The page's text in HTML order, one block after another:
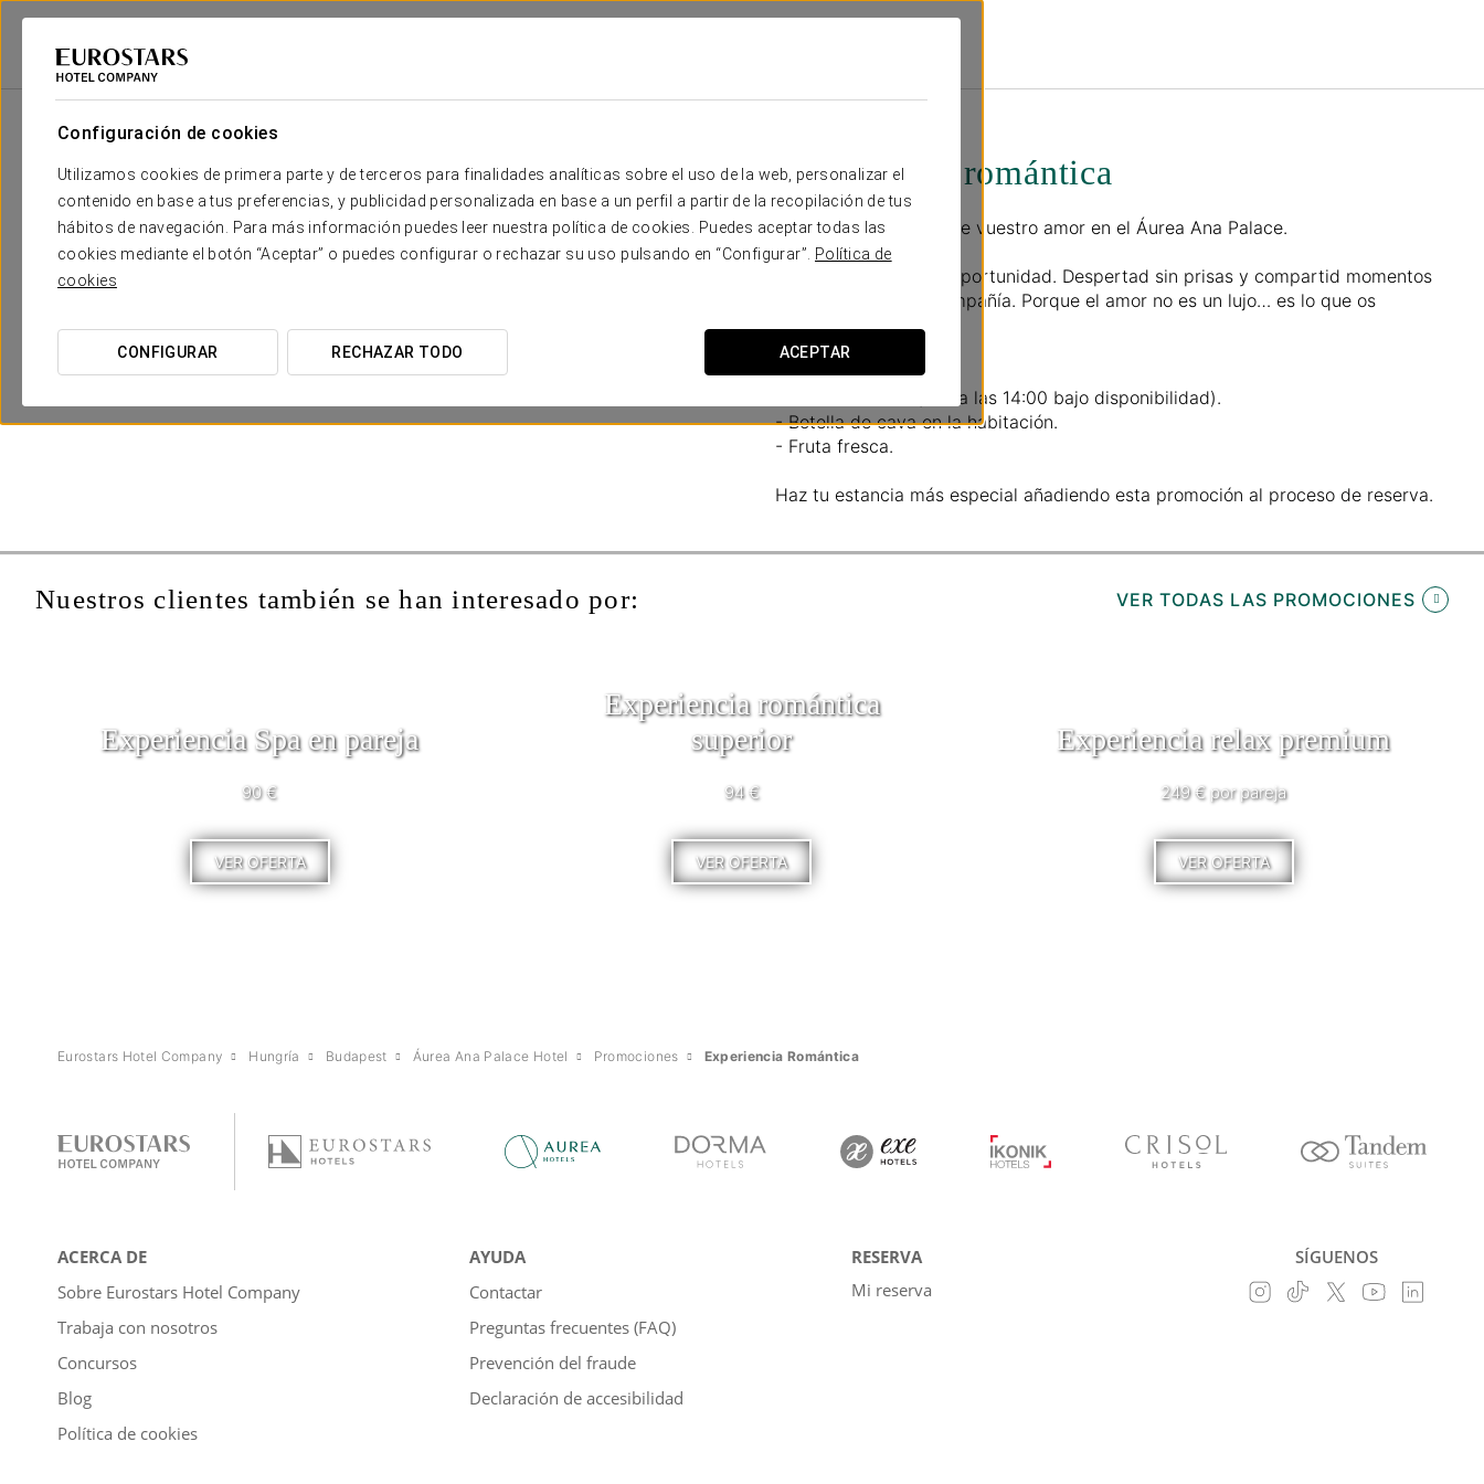
Configuración de cookies
Utilizamos cookies de primera parte y de terceros para finalidades analíticas sobre el uso de la web, personalizar el
contenido en base a tus preferencias, y publicidad personalizada en base a un perfil a partir de la recopilación de tus
hábitos de navegación. Para más información puedes leer nuestra política de cookies. Puedes aceptar todas las
cookies mediante el botón “Aceptar” o puedes configurar o rechazar su uso pulsando en “Configurar”.
Política de
cookies
CONFIGURAR RECHAZAR TODO ACEPTAR
Eurostars Hotel Company
Experiencia romántica
Para disfrutar juntos de vuestro amor en el Áurea Ana Palace.
No dejéis pasar esta oportunidad. Despertad sin prisas y compartid momentos
únicos en la mejor compañía. Porque el amor no es un lujo… es lo que os
merecéis
Incluye:
- Late check out (hasta las 14:00 bajo disponibilidad).
- Botella de cava en la habitación.
- Fruta fresca.
Haz tu estancia más especial añadiendo esta promoción al proceso de reserva.
Nuestros clientes también se han interesado por: VER TODAS LAS PROMOCIONES
Experiencia Spa en pareja
90 €
VER OFERTA
Experiencia romántica
superior
94 €
VER OFERTA
Experiencia relax premium
249 € por pareja
VER OFERTA
Eurostars Hotel Company Hungría Budapest Áurea Ana Palace Hotel Promociones Experiencia Romántica
ACERCA DE
Sobre Eurostars Hotel Company
Trabaja con nosotros
Concursos
Blog
Política de cookies
AYUDA
Contactar
Preguntas frecuentes (FAQ)
Prevención del fraude
Declaración de accesibilidad
RESERVA
Mi reserva
SÍGUENOS